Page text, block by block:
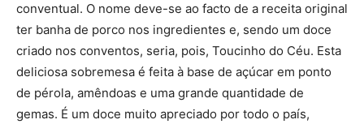
conventual. O nome deve-se ao facto de a receita original
ter banha de porco nos ingredientes e, sendo um doce
criado nos conventos, seria, pois, Toucinho do Céu. Esta
deliciosa sobremesa é feita à base de açúcar em ponto
de pérola, amêndoas e uma grande quantidade de
gemas. É um doce muito apreciado por todo o país,